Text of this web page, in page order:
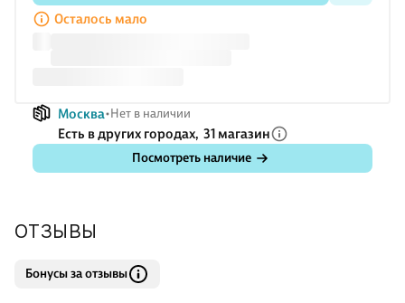
Осталось мало
Москва Нет в наличии
Есть в других городах, 31 магазин
Посмотреть наличие
ОТЗЫВЫ
Бонусы за отзывы